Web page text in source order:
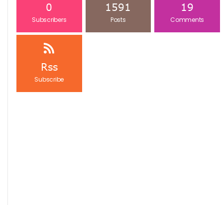
0
Subscribers
1591
Posts
19
Comments
Rss
Subscribe